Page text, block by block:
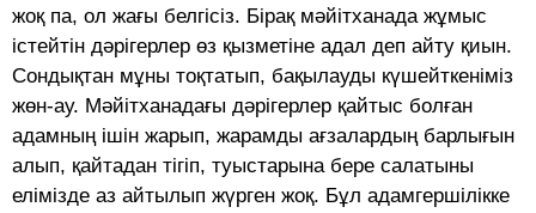
жоқ па, ол жағы белгісіз. Бірақ мәйітханада жұмыс
істейтін дәрі­герлер өз қызметіне адал деп айту қиын.
Сондықтан мұны тоқтатып, бақылауды күшейткеніміз
жөн-ау. Мәйітханадағы дәрігерлер қайтыс болған
адамның ішін жарып, жарамды ағзалардың барлығын
алып, қайтадан тігіп, туыстарына бере салатыны
елімізде аз айтылып жүрген жоқ. Бұл адамгершілікке